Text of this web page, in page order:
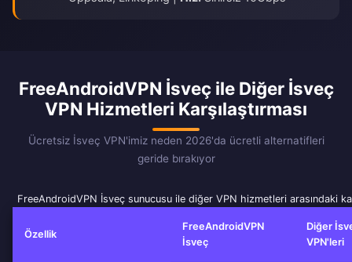
FreeAndroidVPN İsveç ile Diğer İsveç
VPN Hizmetleri Karşılaştırması
Ücretsiz İsveç VPN'imiz neden 2026'da ücretli alternatifleri
geride bırakıyor
FreeAndroidVPN İsveç sunucusu ile diğer VPN hizmetleri arasındaki
Özellik
FreeAndroidVPN
İsveç
Diğer
VPN'leri